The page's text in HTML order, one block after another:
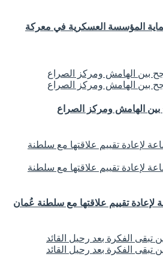
المؤسسة العسكرية في معركة
بين الهامش ومركز الصراع
لإعادة تقييم علاقتها مع سلطنة عُمان